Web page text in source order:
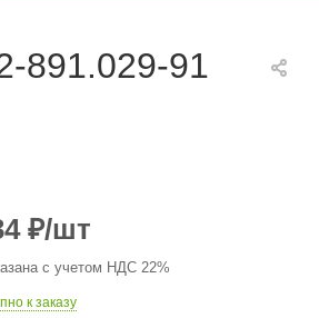
891.029-91
₽/шт
с учетом НДС 22%
к заказу